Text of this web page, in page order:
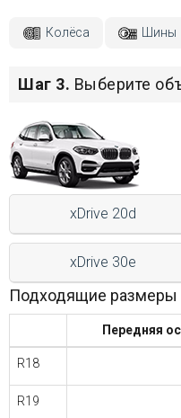
Покупателям
Контакты
Войти на сайт
+7(812)317-
52
Пн-
9:00
21:00
Сб-
Колёса Шины
Шаг 3. Выберите
xDrive 20d
xDrive 30e
Подходящие размеры
Передняя
R18
R19